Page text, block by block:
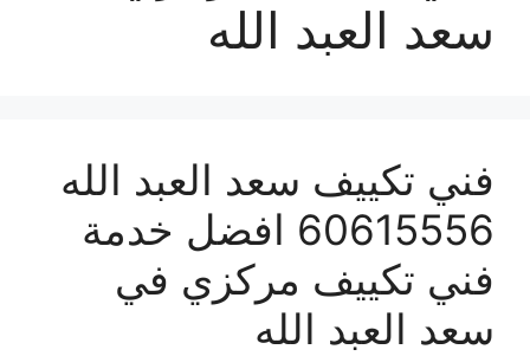
سعد العبد الله
فني تكييف سعد العبد الله
60615556 افضل خدمة
فني تكييف مركزي في
سعد العبد الله